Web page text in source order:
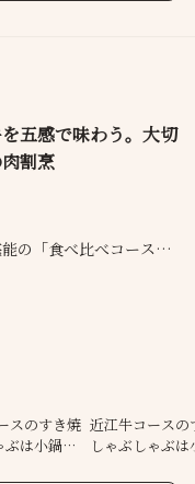
五感で味わう。大切
割烹
の「食べ比べコース」
しながら食事をお楽し
スのすき焼
ぶは小鍋の
近江牛コースの
しゃぶしゃぶ